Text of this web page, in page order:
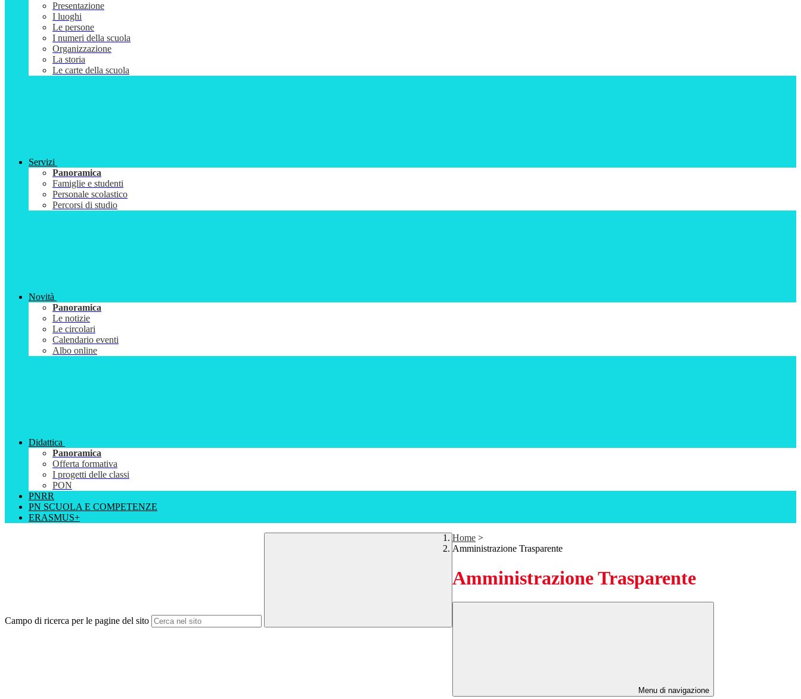
Presentazione
I luoghi
Le persone
I numeri della scuola
Organizzazione
La storia
Le carte della scuola
Servizi
Panoramica
Famiglie e studenti
Personale scolastico
Percorsi di studio
Novità
Panoramica
Le notizie
Le circolari
Calendario eventi
Albo online
Didattica
Panoramica
Offerta formativa
I progetti delle classi
PON
PNRR
PN SCUOLA E COMPETENZE
ERASMUS+
Campo di ricerca per le pagine del sito
Home >
Amministrazione Trasparente
Amministrazione Trasparente
Menu di navigazione